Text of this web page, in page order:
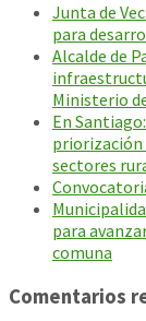
Junta de
para
Alcalde de
Ministerio
En
priorización
sectores
para
comuna
Comentarios